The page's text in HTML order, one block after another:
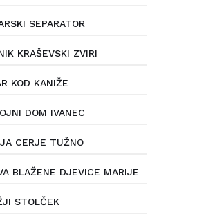
SEPARATOR
KRAŠEVSKI ZVIRI
KOD KANIŽE
DOM IVANEC
CERJE TUŽNO
BLAŽENE DJEVICE MARIJE
STOLČEK